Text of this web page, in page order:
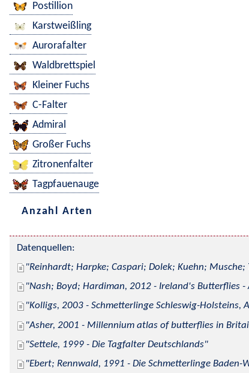
Postillion
Karstweißling
Aurorafalter
Waldbrettspiel
Kleiner Fuchs
C-Falter
Admiral
Großer Fuchs
Zitronenfalter
Tagpfauenauge
Anzahl Arten
Datenquellen:
Reinhardt; Harpke; Caspari; Dolek; Kuehn;
Nash; Boyd; Hardiman, 2012 - Ireland's Butterflies -
Kolligs, 2003 - Schmetterlinge Schleswig-
Asher, 2001 - Millennium atlas of butterflies in
Settele, 1999 - Die Tagfalter Deutschlands
Ebert; Rennwald, 1991 - Die Schmetterlinge Baden-